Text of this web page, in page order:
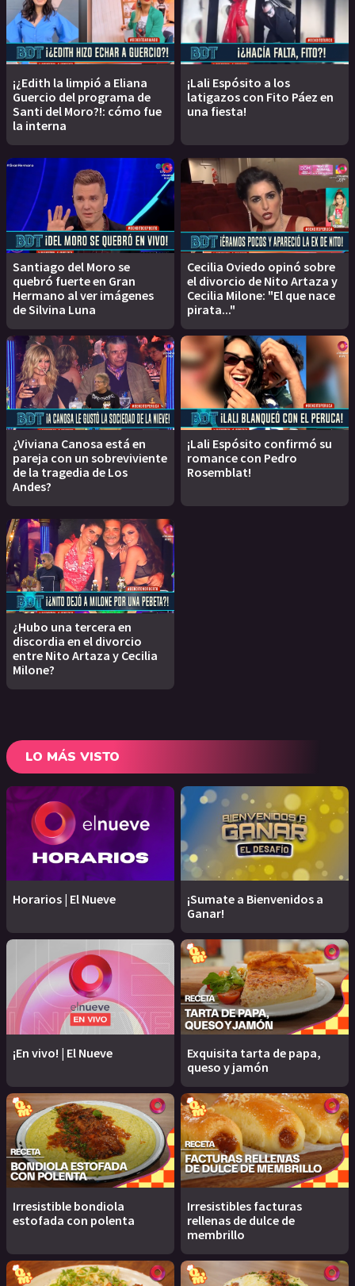
¡¿Edith la limpió a Eliana
Guercio del programa de
Santi del Moro?!: cómo fue
la interna
¡Lali Espósito a los
latigazos con Fito Páez en
una fiesta!
Santiago del Moro se
quebró fuerte en Gran
Hermano al ver imágenes
de Silvina Luna
Cecilia Oviedo opinó sobre
el divorcio de Nito Artaza y
Cecilia Milone: "El que nace
pirata..."
¿Viviana Canosa está en
pareja con un sobreviviente
de la tragedia de Los
Andes?
¡Lali Espósito confirmó su
romance con Pedro
Rosemblat!
¿Hubo una tercera en
discordia en el divorcio
entre Nito Artaza y Cecilia
Milone?
LO MÁS VISTO
Horarios | El Nueve
¡Sumate a Bienvenidos a
Ganar!
¡En vivo! | El Nueve
Exquisita tarta de papa,
queso y jamón
Irresistible bondiola
estofada con polenta
Irresistibles facturas
rellenas de dulce de
membrillo